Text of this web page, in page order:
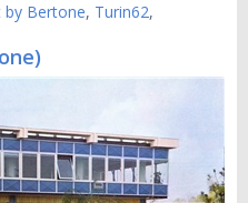
by Bertone, Turin62,